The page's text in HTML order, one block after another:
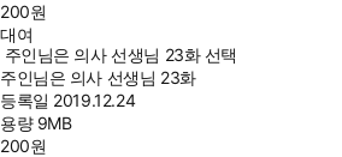
200원
대여
주인님은 의사 선생님 23화 선택
주인님은 의사 선생님 23화
등록일 2019.12.24
용량 9MB
200원